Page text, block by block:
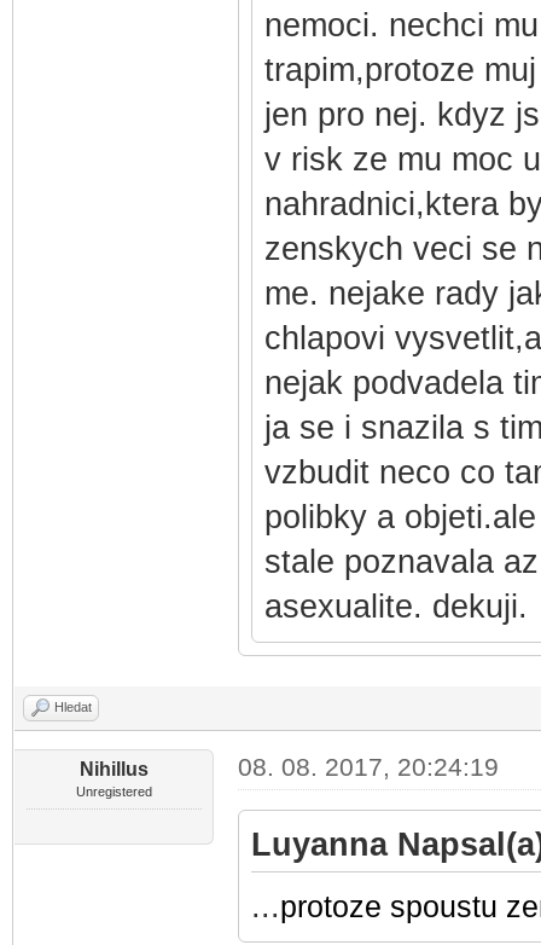
nemoci. nechci
trapim,protoze
jen pro nej. kdyz
v risk ze mu moc
nahradnici,ktera
zenskych veci se
me. nejake rady
chlapovi
nejak podvadela
ja se i snazila s
vzbudit neco co
polibky a
stale poznavala
asexualite. dekuji.
Hledat
Nihillus
Unregistered
08. 08. 2017, 20:24:19
Luyanna
...protoze spoustu